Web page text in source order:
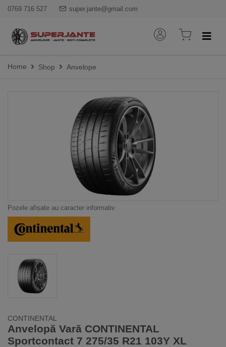
0769 716 527 super.jante@gmail.com
Home Shop Anvelope
Pozele afișate au caracter informativ
CONTINENTAL
Anvelopă Vară CONTINENTAL
Sportcontact 7 275/35 R21 103Y XL